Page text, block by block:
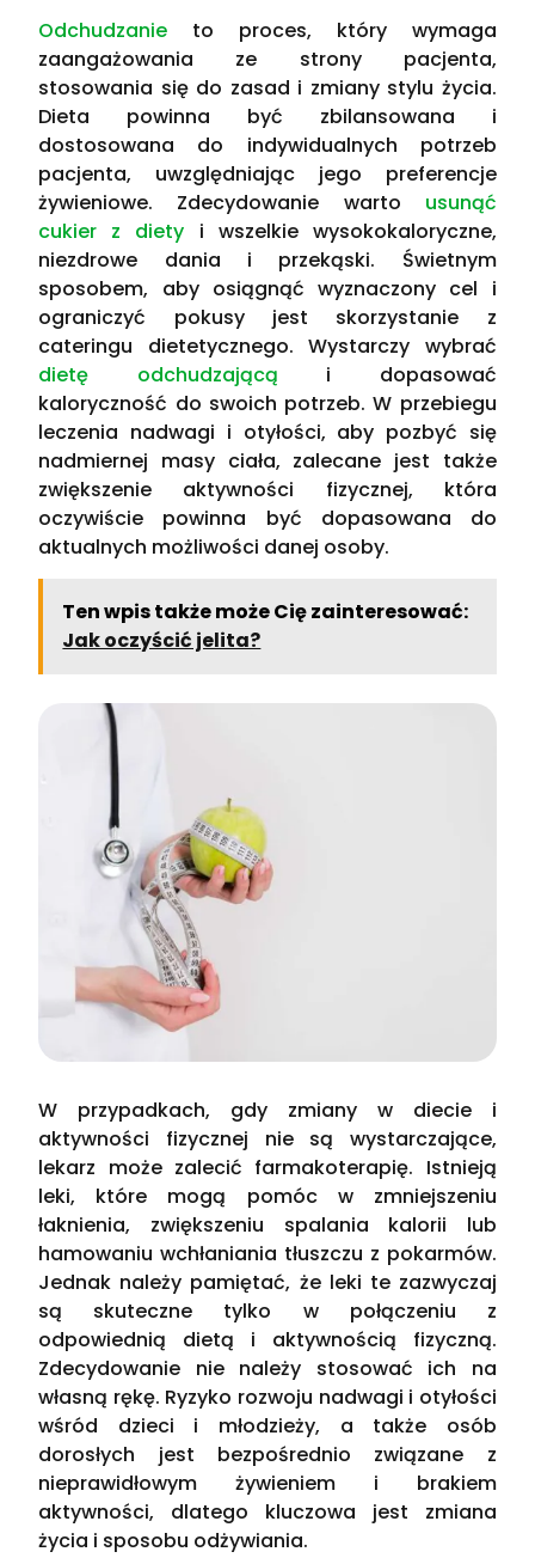
Odchudzanie to proces, który wymaga
zaangażowania ze strony pacjenta,
stosowania się do zasad i zmiany stylu życia.
Dieta powinna być zbilansowana i
dostosowana do indywidualnych potrzeb
pacjenta, uwzględniając jego preferencje
żywieniowe. Zdecydowanie warto usunąć
cukier z diety i wszelkie wysokokaloryczne,
niezdrowe dania i przekąski. Świetnym
sposobem, aby osiągnąć wyznaczony cel i
ograniczyć pokusy jest skorzystanie z
cateringu dietetycznego. Wystarczy wybrać
dietę odchudzającą i dopasować
kaloryczność do swoich potrzeb. W przebiegu
leczenia nadwagi i otyłości, aby pozbyć się
nadmiernej masy ciała, zalecane jest także
zwiększenie aktywności fizycznej, która
oczywiście powinna być dopasowana do
aktualnych możliwości danej osoby.
Ten wpis także może Cię zainteresować:
Jak oczyścić jelita?
W przypadkach, gdy zmiany w diecie i
aktywności fizycznej nie są wystarczające,
lekarz może zalecić farmakoterapię. Istnieją
leki, które mogą pomóc w zmniejszeniu
łaknienia, zwiększeniu spalania kalorii lub
hamowaniu wchłaniania tłuszczu z pokarmów.
Jednak należy pamiętać, że leki te zazwyczaj
są skuteczne tylko w połączeniu z
odpowiednią dietą i aktywnością fizyczną.
Zdecydowanie nie należy stosować ich na
własną rękę. Ryzyko rozwoju nadwagi i otyłości
wśród dzieci i młodzieży, a także osób
dorosłych jest bezpośrednio związane z
nieprawidłowym żywieniem i brakiem
aktywności, dlatego kluczowa jest zmiana
życia i sposobu odżywiania.